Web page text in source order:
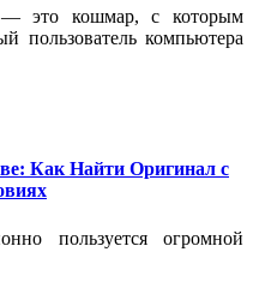
это кошмар, с которым
пользователь компьютера
Как Найти Оригинал с
пользуется огромной